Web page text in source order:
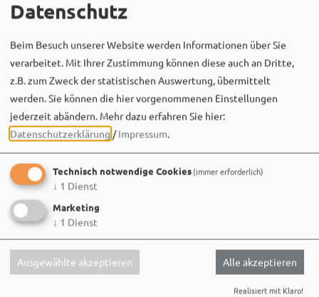
Datenschutz
Beim Besuch unserer Website werden Informationen über Sie
verarbeitet. Mit Ihrer Zustimmung können diese auch an Dritte,
z.B. zum Zweck der statistischen Auswertung, übermittelt
werden. Sie können die hier vorgenommenen Einstellungen
jederzeit abändern. Mehr dazu erfahren Sie hier:
Datenschutzerklärung /Impressum.
Technisch notwendige Cookies(immer erforderlich)
↓ 1 Dienst
Marketing
↓ 1 Dienst
Ausgewählte akzeptieren Alle akzeptieren
Realisiert mit Klaro!